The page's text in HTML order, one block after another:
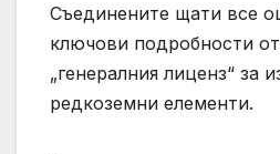
Съединените щати все
ключови подробности
„генералния лиценз“ за
редкоземни елементи.